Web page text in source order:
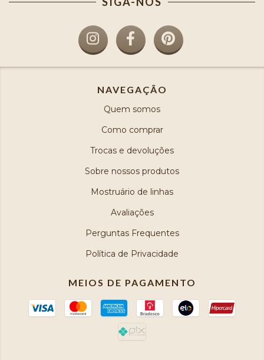
NAVEGAÇÃO
Quem somos
Como comprar
Trocas e devoluções
Sobre nossos produtos
Mostruário de linhas
Avaliações
Perguntas Frequentes
Política de Privacidade
MEIOS DE PAGAMENTO